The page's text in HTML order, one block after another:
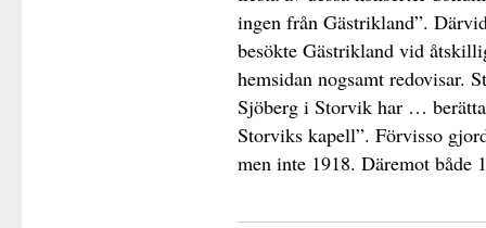
ingen från Gästrikland”.
besökte Gästrikland vid
hemsidan nogsamt redovisar.
Sjöberg i Storvik har …
Storviks kapell”. Förvisso
men inte 1918. Däremot både